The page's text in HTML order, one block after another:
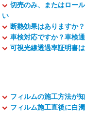
切売のみ、またはロー
い
断熱効果はありますか？
車検対応ですか？車検
可視光線透過率証明書
フィルムの施工方法が
フィルム施工直後に白